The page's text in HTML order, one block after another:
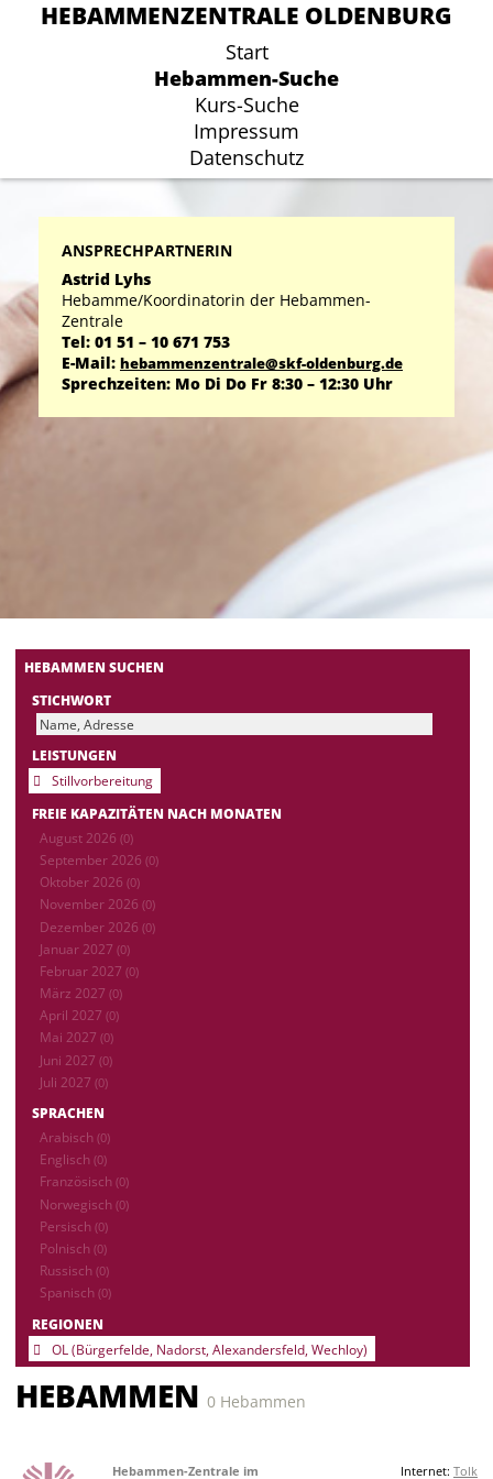
HEBAMMENZENTRALE OLDENBURG
Start
Hebammen-Suche
Kurs-Suche
Impressum
Datenschutz
HEBAMMENZENTRALE OLDENBURG
Start
Hebammen-Suche
Kurs-Suche
Impressum
Datenschutz
ANSPRECHPARTNERIN
Astrid Lyhs
Hebamme/Koordinatorin der Hebammen-
Zentrale
Tel: 01 51 – 10 671 753
E-Mail: hebammenzentrale@skf-oldenburg.de
Sprechzeiten: Mo Di Do Fr 8:30 – 12:30 Uhr
HEBAMMEN SUCHEN
STICHWORT
LEISTUNGEN
Stillvorbereitung
FREIE KAPAZITÄTEN NACH MONATEN
August 2026 (0)
September 2026 (0)
Oktober 2026 (0)
November 2026 (0)
Dezember 2026 (0)
Januar 2027 (0)
Februar 2027 (0)
März 2027 (0)
April 2027 (0)
Mai 2027 (0)
Juni 2027 (0)
Juli 2027 (0)
SPRACHEN
Arabisch (0)
Englisch (0)
Französisch (0)
Norwegisch (0)
Persisch (0)
Polnisch (0)
Russisch (0)
Spanisch (0)
REGIONEN
OL (Bürgerfelde, Nadorst, Alexandersfeld, Wechloy)
HEBAMMEN 0 Hebammen
Internet: Tolk
Hebammen-Zentrale im